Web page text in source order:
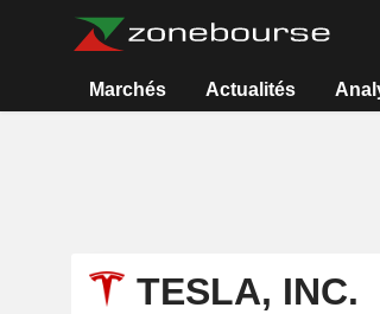
Marchés Actualités
TESLA, INC.